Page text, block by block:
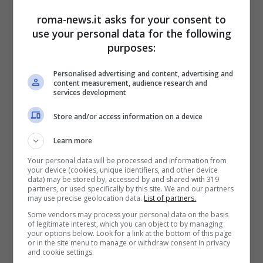
Chanel Totti: la sua meta
estiva conquista tutti
Non è finita qua. Chanel è stata al centro
dell’attenzione anche per altri motivi, ad
esempio per un periodo è stata accusata di
aver avuto una relazione con un uomo
fidanzato con una donna in dolce attesa.
Quella è stata una parentesi davvero triste
ma che è stata chiusa e dimenticata in
roma-news.it asks for your consent to
use your personal data for the following
purposes:
Personalised advertising and content, advertising and
content measurement, audience research and
services development
Store and/or access information on a device
Learn more
Your personal data will be processed and information from
your device (cookies, unique identifiers, and other device
data) may be stored by, accessed by and shared with 319
partners, or used specifically by this site. We and our partners
may use precise geolocation data. List of partners.
Some vendors may process your personal data on the basis
of legitimate interest, which you can object to by managing
your options below. Look for a link at the bottom of this page
or in the site menu to manage or withdraw consent in privacy
and cookie settings.